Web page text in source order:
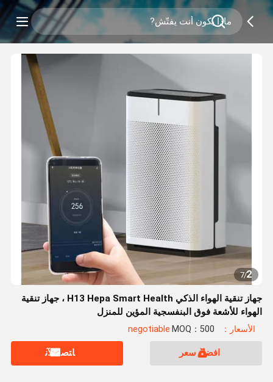
2
/
7
جهاز تنقية الهواء الذكي H13 Hepa Smart Health ، جهاز تنقية
الهواء للأشعة فوق البنفسجية المؤين للمنزل
الأسعار：negotiable MOQ：500
افضل سعر ﺎﺘﺼﻟ ﺍﻶﻧ